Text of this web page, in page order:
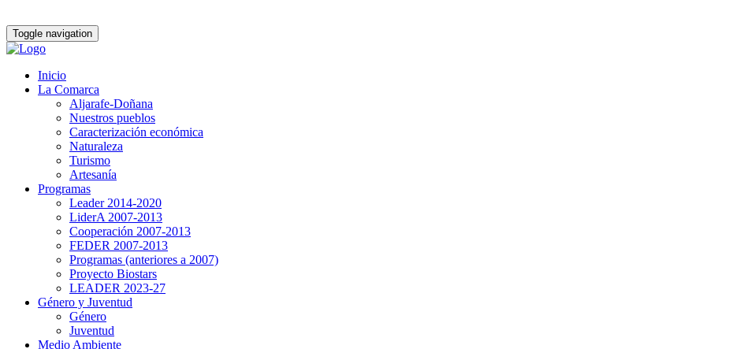
Toggle navigation
Inicio
La Comarca
Aljarafe-Doñana
Nuestros pueblos
Caracterización económica
Naturaleza
Turismo
Artesanía
Programas
Leader 2014-2020
LiderA 2007-2013
Cooperación 2007-2013
FEDER 2007-2013
Programas (anteriores a 2007)
Proyecto Biostars
LEADER 2023-27
Género y Juventud
Género
Juventud
Medio Ambiente